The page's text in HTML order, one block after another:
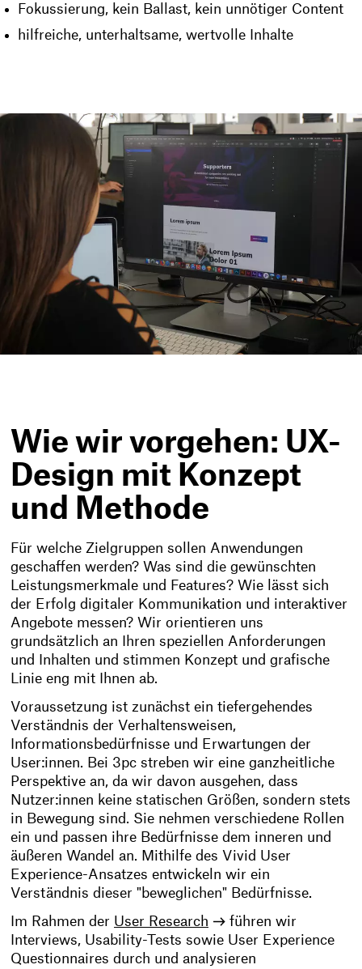
Fokussierung, kein Ballast, kein unnötiger Content
hilfreiche, unterhaltsame, wertvolle Inhalte
Wie wir vorgehen: UX-
Design mit Konzept
und Methode
Für welche Zielgruppen sollen Anwendungen
geschaffen werden? Was sind die gewünschten
Leistungsmerkmale und Features? Wie lässt sich
der Erfolg digitaler Kommunikation und interaktiver
Angebote messen? Wir orientieren uns
grundsätzlich an Ihren speziellen Anforderungen
und Inhalten und stimmen Konzept und grafische
Linie eng mit Ihnen ab.
Voraussetzung ist zunächst ein tiefergehendes
Verständnis der Verhaltensweisen,
Informationsbedürfnisse und Erwartungen der
User:innen. Bei 3pc streben wir eine ganzheitliche
Perspektive an, da wir davon ausgehen, dass
Nutzer:innen keine statischen Größen, sondern stets
in Bewegung sind. Sie nehmen verschiedene Rollen
ein und passen ihre Bedürfnisse dem inneren und
äußeren Wandel an. Mithilfe des Vivid User
Experience-Ansatzes entwickeln wir ein
Verständnis dieser "beweglichen" Bedürfnisse.
Im Rahmen der User Research
führen wir
Interviews, Usability-Tests sowie User Experience
Questionnaires durch und analysieren